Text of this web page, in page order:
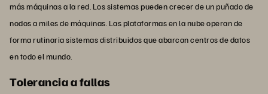
más máquinas a la red. Los sistemas pueden crecer de un puñado de
nodos a miles de máquinas. Las plataformas en la nube operan de
forma rutinaria sistemas distribuidos que abarcan centros de datos
en todo el mundo.
Tolerancia a fallas